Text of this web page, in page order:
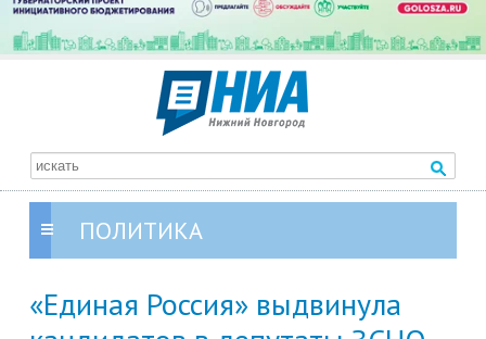
ПОЛИТИКА
«Единая Россия» выдвинула